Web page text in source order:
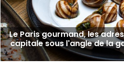
Le Paris gourmand, les
capitale sous l'angle de la